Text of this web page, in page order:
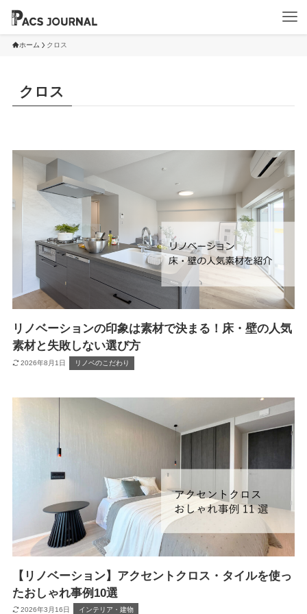
ホーム クロス
クロス
リノベーションの印象は素材で決まる！床・壁の人気
素材と失敗しない選び方
2026年8月1日 リノベのこだわり
【リノベーション】アクセントクロス・タイルを使っ
たおしゃれ事例10選
2026年3月16日 インテリア・建物